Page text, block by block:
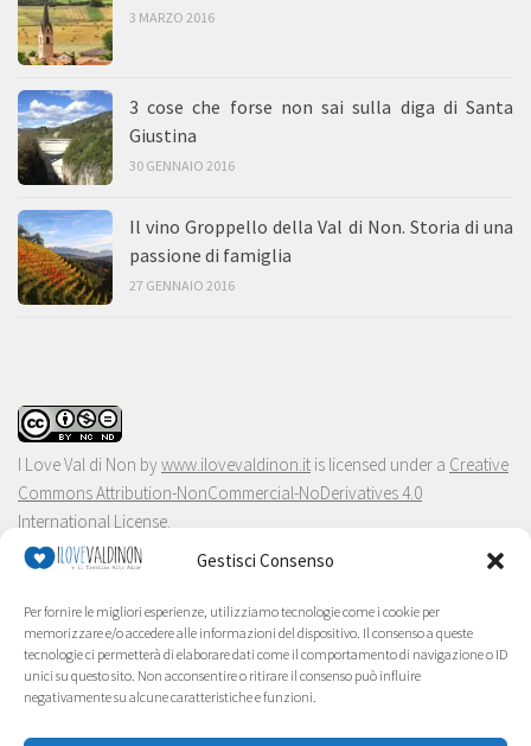
Gestisci Consenso
Per fornire le migliori esperienze, utilizziamo tecnologie come i cookie per
memorizzare e/o accedere alle informazioni del dispositivo. Il consenso a queste
tecnologie ci permetterà di elaborare dati come il comportamento di navigazione o ID
unici su questo sito. Non acconsentire o ritirare il consenso può influire
negativamente su alcune caratteristiche e funzioni.
3 MARZO 2016
3 cose che forse non sai sulla diga di Santa
Giustina
30 GENNAIO 2016
Il vino Groppello della Val di Non. Storia di una
passione di famiglia
27 GENNAIO 2016
I Love Val di Non bywww.ilovevaldinon.it is licensed under a Creative
Commons Attribution-NonCommercial-NoDerivatives 4.0
International License